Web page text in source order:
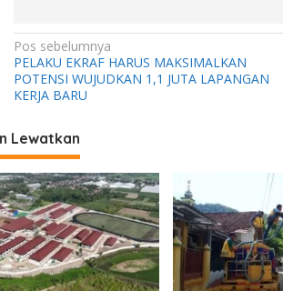
N
a
v
i
g
a
s
i
p
o
Pos sebelumnya
PELAKU EKRAF HARUS MAKSIMALKAN
POTENSI WUJUDKAN 1,1 JUTA LAPANGAN
KERJA BARU
Lewatkan